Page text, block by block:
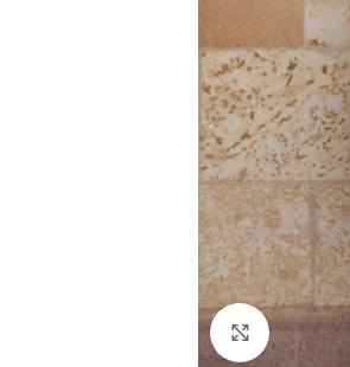
Resmi Büyüt